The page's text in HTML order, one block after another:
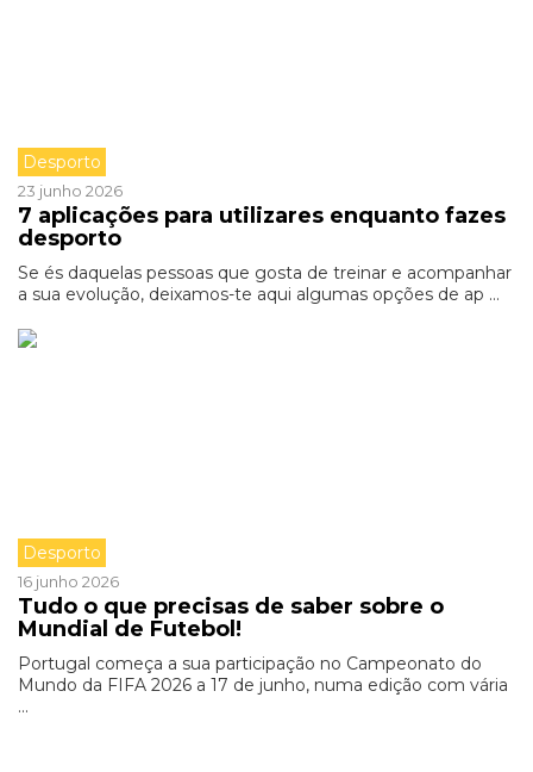
Desporto
23 junho 2026
7 aplicações para utilizares enquanto fazes
desporto
Se és daquelas pessoas que gosta de treinar e acompanhar
a sua evolução, deixamos-te aqui algumas opções de ap ...
Desporto
16 junho 2026
Tudo o que precisas de saber sobre o
Mundial de Futebol!
Portugal começa a sua participação no Campeonato do
Mundo da FIFA 2026 a 17 de junho, numa edição com vária
...